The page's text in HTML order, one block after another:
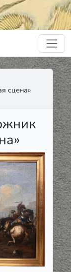
сцена»